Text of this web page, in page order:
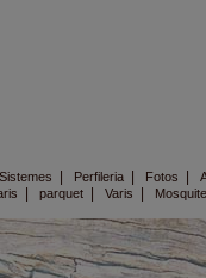
Sistemes Perfileria| Fotos
parquet Varis